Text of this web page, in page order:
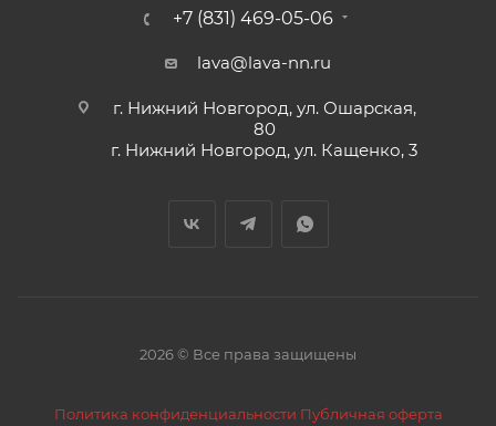
+7 (831) 469-05-06
lava@lava-nn.ru
г. Нижний Новгород, ул. Ошарская,
80
г. Нижний Новгород, ул. Кащенко, 3
2026 © Все права защищены
Политика конфиденциальности Публичная оферта